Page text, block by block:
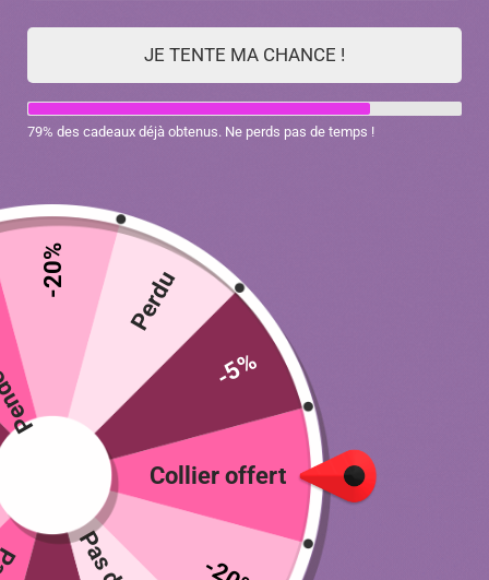
Caisse de transport en voiture 2 en 1
pour chat
Ajouter au panier
JE TENTE MA CHANCE !
79% des cadeaux déjà obtenus. Ne perds pas de temps !
Collier offert
-20% Perdu
-5%